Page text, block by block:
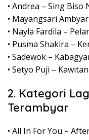
• Andrea – Sing Biso
• Mayangsari
• Nayla Fardila –
• Pusma Shakira –
• Sadewok –
• Setyo Puji –
2. Kategori
Terambyar
• All In For You –